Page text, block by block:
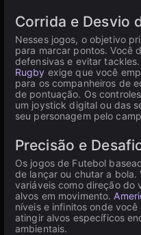
Corrida e Desvio
Nesses jogos, o objetivo
para marcar pontos. Você
defensivas e evitar
Rugby exige que você
para os companheiros de
de pontuação. Os
um joystick digital ou das
seu personagem pelo
Precisão e
Os jogos de Futebol
de lançar ou chutar a bola.
variáveis como direção do
alvos em movimento.
níveis e infinitos onde
atingir alvos específicos
ambientais.